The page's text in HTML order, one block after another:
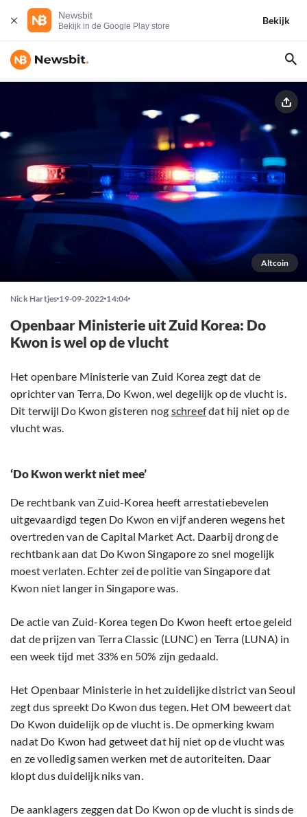
Newsbit
Bekijk in de Google Play store
Bekijk
Altcoin
Nick Hartjes 19-09-2022 14:04
Openbaar Ministerie uit Zuid Korea: Do
Kwon is wel op de vlucht
Het openbare Ministerie van Zuid Korea zegt dat de
oprichter van Terra, Do Kwon, wel degelijk op de vlucht is.
Dit terwijl Do Kwon gisteren nog schreefdat hij niet op de
vlucht was.
‘Do Kwon werkt niet mee’
De rechtbank van Zuid-Korea heeft arrestatiebevelen
uitgevaardigd tegen Do Kwon en vijf anderen wegens het
overtreden van de Capital Market Act. Daarbij drong de
rechtbank aan dat Do Kwon Singapore zo snel mogelijk
moest verlaten. Echter zei de politie van Singapore dat
Kwon niet langer in Singapore was.
De actie van Zuid-Korea tegen Do Kwon heeft ertoe geleid
dat de prijzen van Terra Classic (LUNC) en Terra (LUNA) in
een week tijd met 33% en 50% zijn gedaald.
Het Openbaar Ministerie in het zuidelijke district van Seoul
zegt dus spreekt Do Kwon dus tegen. Het OM beweert dat
Do Kwon duidelijk op de vlucht is. De opmerking kwam
nadat Do Kwon had getweet dat hij niet op de vlucht was
en ze volledig samen werken met de autoriteiten. Daar
klopt dus duidelijk niks van.
De aanklagers zeggen dat Do Kwon op de vlucht is sinds de